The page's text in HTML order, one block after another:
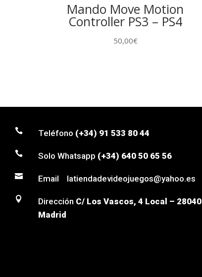
Mando Move Motion
Controller PS3 – PS4
50,00€
 Teléfono (+34) 91 533 80 44
 Solo Whatsapp (+34) 640 50 65 56
 Email latiendadevideojuegos@yahoo.es
 Dirección C/ Los Vascos, 4 Local – 28040
Madrid